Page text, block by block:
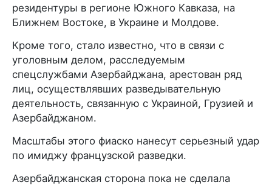
резидентуры в регионе Южного Кавказа, на
Ближнем Востоке, в Украине и Молдове.
Кроме того, стало известно, что в связи с
уголовным делом, расследуемым
спецслужбами Азербайджана, арестован ряд
лиц, осуществлявших разведывательную
деятельность, связанную с Украиной, Грузией и
Азербайджаном.
Масштабы этого фиаско нанесут серьезный удар
по имиджу французской разведки.
Азербайджанская сторона пока не сделала